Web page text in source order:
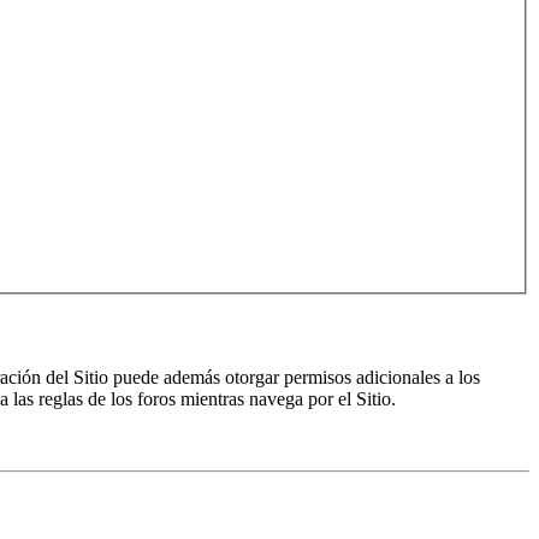
del Sitio puede además otorgar permisos adicionales a los
las reglas de los foros mientras navega por el Sitio.